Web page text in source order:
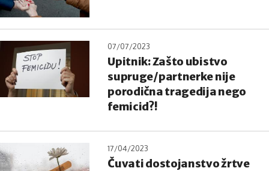
07/07/2023
Upitnik: Zašto ubistvo
supruge/partnerke nije
porodična tragedija nego
femicid?!
17/04/2023
Čuvati dostojanstvo žrtve